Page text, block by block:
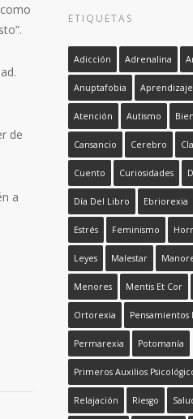
de
a
ETIQUETAS
Adicción Adrenalina
Anuptafobia Aprendizaje
Atención Autismo
Cansancio Cerebro
Cuento Curiosidades
Día Del Libro Ebriorexia
Estrés Feminismo
Leyes Malestar
Menores Mentis Et Cor
Ortorexia Pensamientos
Permarexia Potomanía
Primeros Auxilios
Relajación Riesgo